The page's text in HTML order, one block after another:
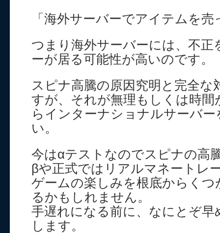
「海外サーバーでアイテムを
つまり海外サーバーには、不
ーが居る可能性が高いのです。
スピナ高騰の原因究明と完全な
すが、それが無理もしくは時
らインターナショナルサーバ
い。
今はαテストなのでスピナの高
βや正式ではリアルマネートレ
ゲームの楽しみを根底からくつ
るかもしれません。
手遅れになる前に、なにとぞ早
します。